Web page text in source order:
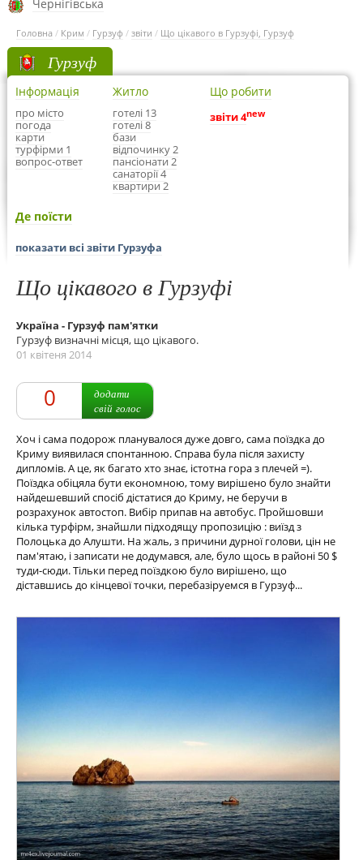
Чернігівська
Головна / Крим / Гурзуф / звіти / Що цікавого в Гурзуфі, Гурзуф
Гурзуф
Інформація
про місто
погода
карти
турфірми 1
вопрос-ответ
Житло
готелі 13
готелі 8
бази
відпочинку 2
пансіонати 2
санаторії 4
квартири 2
Що робити
звіти 4new
Де поїсти
показати всі звіти Гурзуфа
Що цікавого в Гурзуфі
Україна - Гурзуф пам'ятки
Гурзуф визначні місця, що цікавого.
01 квітеня 2014
0
додати
свій голос
Хоч і сама подорож планувалося дуже довго, сама поїздка до
Криму виявилася спонтанною. Справа була після захисту
дипломів. А це, як багато хто знає, істотна гора з плечей =).
Поїздка обіцяла бути економною, тому вирішено було знайти
найдешевший спосіб дістатися до Криму, не беручи в
розрахунок автостоп. Вибір припав на автобус. Пройшовши
кілька турфірм, знайшли підходящу пропозицію : виїзд з
Полоцька до Алушти. На жаль, з причини дурної голови, цін не
пам'ятаю, і записати не додумався, але, було щось в районі 50 $
туди-сюди. Тільки перед поїздкою було вирішено, що
діставшись до кінцевої точки, перебазіруемся в Гурзуф...